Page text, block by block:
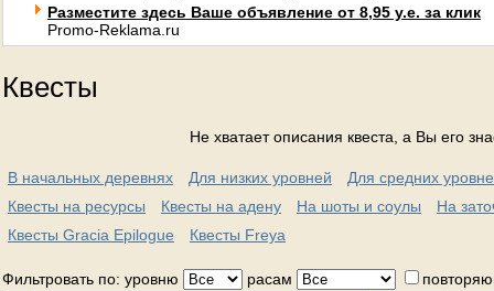
Разместите здесь Ваше объявление от 8,95 у.е. за клик
Promo-Reklama.ru
Квесты
Не хватает описания квеста, а Вы его
В начальных деревнях Для низких уровней
Для средних
Квесты на ресурсы
Квесты на адену На шоты и соулы
На
Квесты Gracia Epilogue
Квесты Freya
Фильтровать по: уровню расам